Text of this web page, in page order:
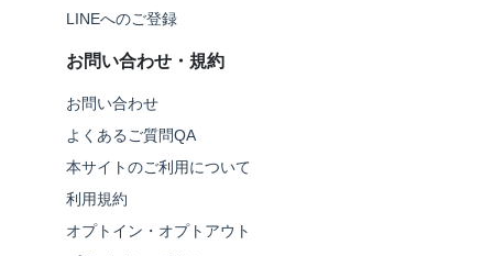
LINEへのご登録
お問い合わせ・規約
お問い合わせ
よくあるご質問QA
本サイトのご利用について
利用規約
オプトイン・オプトアウト